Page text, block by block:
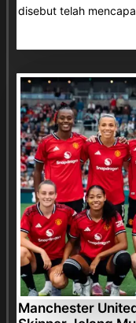
disebut telah
Manchester